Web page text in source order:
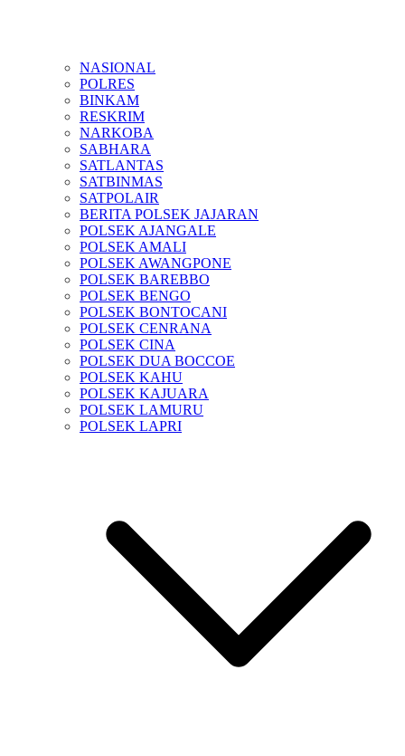
NASIONAL
POLRES
BINKAM
RESKRIM
NARKOBA
SABHARA
SATLANTAS
SATBINMAS
SATPOLAIR
BERITA POLSEK JAJARAN
POLSEK AJANGALE
POLSEK AMALI
POLSEK AWANGPONE
POLSEK BAREBBO
POLSEK BENGO
POLSEK BONTOCANI
POLSEK CENRANA
POLSEK CINA
POLSEK DUA BOCCOE
POLSEK KAHU
POLSEK KAJUARA
POLSEK LAMURU
POLSEK LAPRI